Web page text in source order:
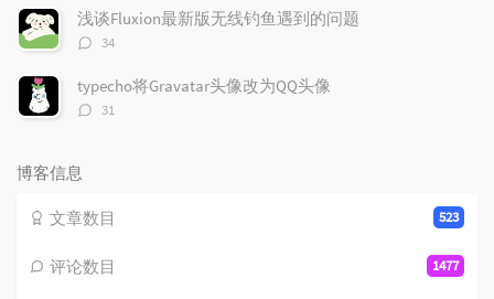
数：
浅谈Fluxion最新版无线钓鱼遇到的问题
评
数：
34
typecho将Gravatar头像改为QQ头像
评
31
博客信息
523
文章数目
1477
评论数目